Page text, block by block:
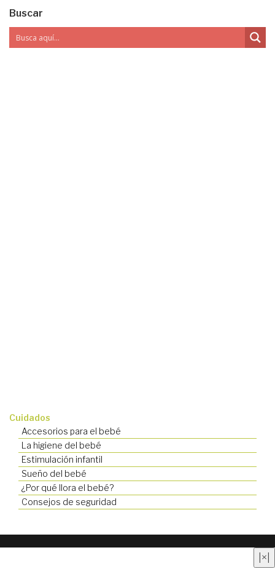
Buscar
Cuidados
Accesorios para el bebé
La higiene del bebé
Estimulación infantil
Sueño del bebé
¿Por qué llora el bebé?
Consejos de seguridad
×